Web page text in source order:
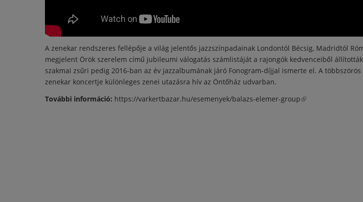
A zenekar rendszeres fellépője a világ jelentős jazzszínpadainak Londontól Bécsig, Madridtól
megjelent Örök szerelem című jubileumi válogatás számlistáját a rajongók kedvenceiből állították
szakmai zsűri pedig 2016-ban az év jazzalbumának járó Fonogram-díjjal ismerte el. A
zenekar koncertje különleges zenei utazásra hív az Öntőház udvarban.
További információ: https://varkertbazar.hu/esemenyek/balazs-elemer-group(külső hivatkozás)